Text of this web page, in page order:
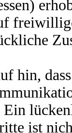
hin,
ist